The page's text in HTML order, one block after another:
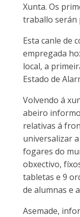
Xunta. Os
traballo serán
Esta canle de
empregada
local, a
Estado de
Volvendo á
abeiro
relativas á
universalizar
fogares do
obxectivo,
tabletas e 9
de alumnas e
Asemade,